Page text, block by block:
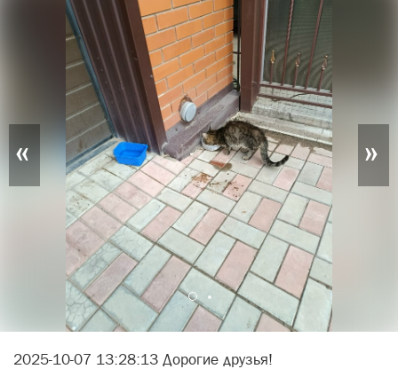
« »
2025-10-07 13:28:13 Дорогие друзья!